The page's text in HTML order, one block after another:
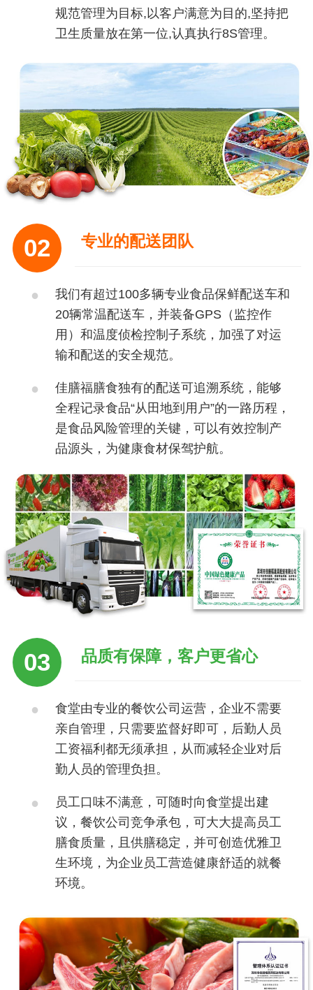
规范管理为目标,以客户满意为目的,坚持把
卫生质量放在第一位,认真执行8S管理。
02 专业的配送团队
我们有超过100多辆专业食品保鲜配送车和
20辆常温配送车，并装备GPS（监控作
用）和温度侦检控制子系统，加强了对运
输和配送的安全规范。
佳膳福膳食独有的配送可追溯系统，能够
全程记录食品“从田地到用户”的一路历程，
是食品风险管理的关键，可以有效控制产
品源头，为健康食材保驾护航。
03 品质有保障，客户更省心
食堂由专业的餐饮公司运营，企业不需要
亲自管理，只需要监督好即可，后勤人员
工资福利都无须承担，从而减轻企业对后
勤人员的管理负担。
员工口味不满意，可随时向食堂提出建
议，餐饮公司竞争承包，可大大提高员工
膳食质量，且供膳稳定，并可创造优雅卫
生环境，为企业员工营造健康舒适的就餐
环境。